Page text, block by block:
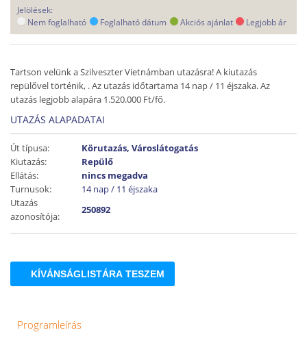
Jelölések:
Nem foglalható
Foglalható dátum Akciós ajánlat Legjobb ár
Tartson velünk a Szilveszter Vietnámban utazásra! A kiutazás
repülővel történik, . Az utazás időtartama 14 nap / 11 éjszaka. Az
utazás legjobb alapára 1.520.000 Ft/fő.
UTAZÁS ALAPADATAI
Út típusa:
Körutazás, Városlátogatás
Kiutazás:
Repülő
Ellátás:
nincs megadva
Turnusok:
14 nap / 11 éjszaka
Utazás
azonosítója:
250892
KÍVÁNSÁGLISTÁRA TESZEM
Programleírás